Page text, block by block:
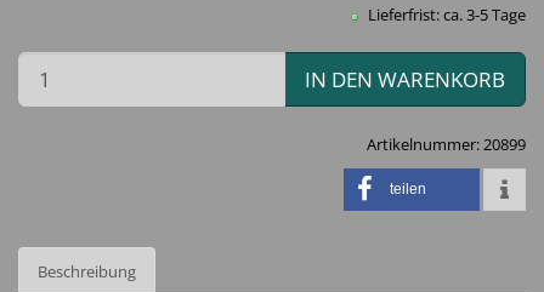
Lieferfrist: ca. 3-5 Tage
IN DEN WARENKORB
Artikelnummer:20899
teilen
Beschreibung